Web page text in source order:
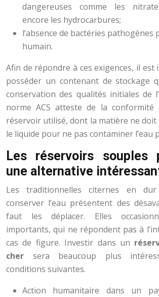
dangereuses comme les
encore les hydrocarbures;
l’absence de bactéries pathogènes
humain.
Afin de répondre à ces exigences, il est
posséder un contenant de stockage
conservation des qualités initiales de
norme ACS atteste de la
réservoir utilisé, dont la matière ne doit
le liquide pour ne pas contaminer l’eau
Les réservoirs souples
une alternative
Les traditionnelles citernes en
conserver l’eau présentent des
faut les déplacer. Elles
importants, qui ne répondent pas à
cas de figure. Investir dans un
cher sera beaucoup plus
conditions suivantes.
Action humanitaire dans un